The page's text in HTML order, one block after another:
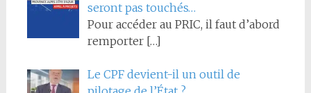
seront pas touchés…
Pour accéder au PRIC, il faut d’abord
remporter […]
Le CPF devient-il un outil de